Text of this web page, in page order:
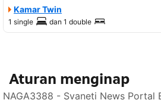
Kamar Twin
1 single dan 1 double
Aturan menginap
NAGA3388 - Svaneti News Portal